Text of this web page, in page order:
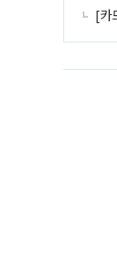
[카